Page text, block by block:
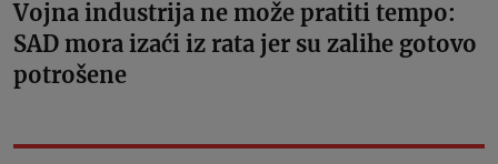
Vojna industrija ne može pratiti tempo:
SAD mora izaći iz rata jer su zalihe gotovo
potrošene